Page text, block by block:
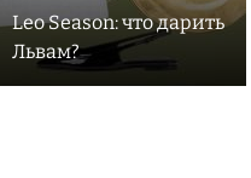
Leo Season: что дарить
Львам?